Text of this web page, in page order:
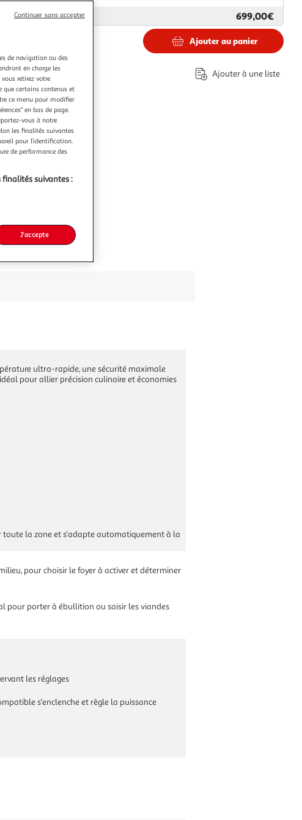
parBoulanger 699,00€
d'éco-part.
Ajouter au panier
Ajouter à une liste
ultra-rapide, une sécurité maximale
pour allier précision culinaire et économies
toute la zone et s'adapte automatiquement à la
pour choisir le foyer à activer et déterminer
pour porter à ébullition ou saisir les viandes
les réglages
s'enclenche et règle la puissance
de navigation ou des
en charge les
retirez votre
que certains contenus et
ce menu pour modifier
en bas de page.
vous à notre
les finalités suivantes
pour l’identification.
de performance des
finalités suivantes :
J'accepte
Continuer sans accepter